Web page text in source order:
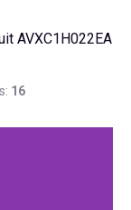
AVXC1H022EA
16